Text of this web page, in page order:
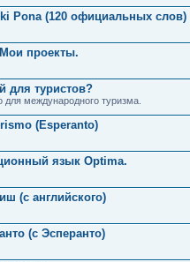
Pona (120 официальных слов)
проекты.
для туристов?
для международного туризма.
(Esperanto)
язык Optima.
(с английского)
(с Эсперанто)